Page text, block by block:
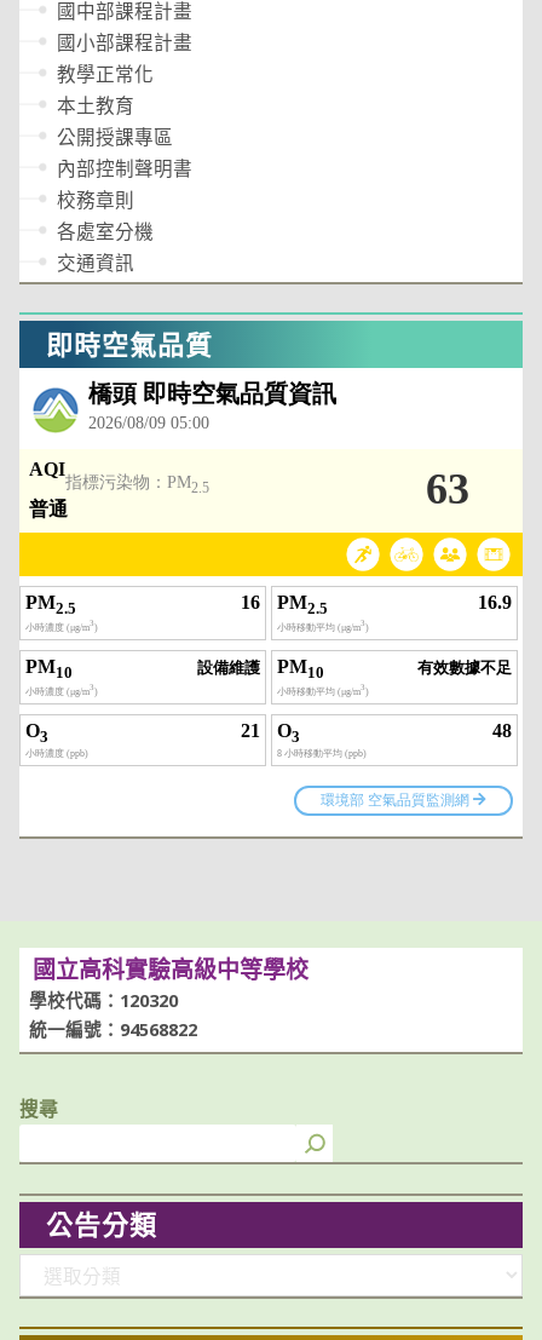
國中部課程計畫
國小部課程計畫
教學正常化
本土教育
公開授課專區
內部控制聲明書
校務章則
各處室分機
交通資訊
即時空氣品質
國立高科實驗高級中等學校
學校代碼：120320
統一編號：94568822
搜尋
公告分類
類